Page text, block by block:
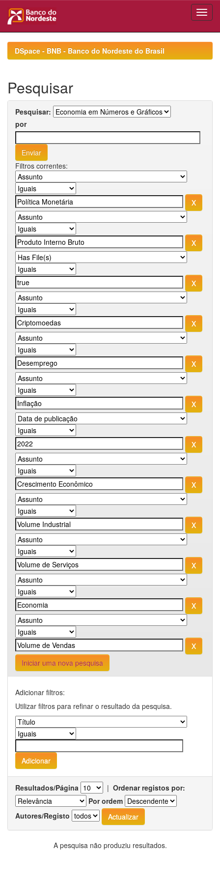
navigationDSpace - BNB - Banco do Nordeste do Brasil
Pesquisar
Pesquisar:
por
Filtros correntes:
Iniciar uma nova pesquisa
Adicionar filtros:
Utilizar filtros para refinar o resultado da pesquisa.
Resultados/Página | Ordenar registos por:
Por ordem
Autores/Registo
A pesquisa não produziu resultados.